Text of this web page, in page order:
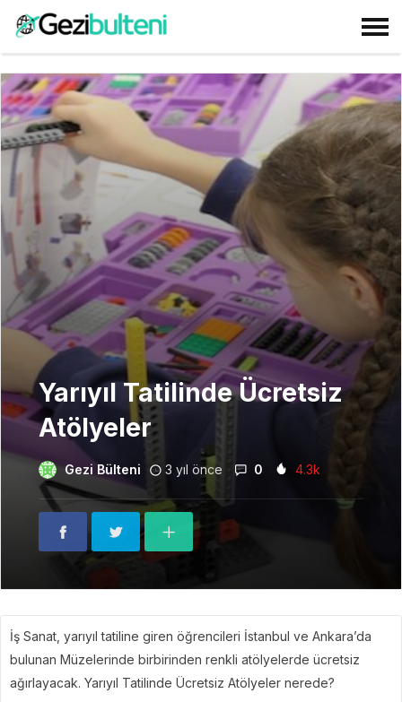
Yarıyıl Tatilinde Ücretsiz
Atölyeler
Gezi Bülteni 3 yıl önce 0 4.3k
İş Sanat, yarıyıl tatiline giren öğrencileri İstanbul ve Ankara’da
bulunan Müzelerinde birbirinden renkli atölyelerde ücretsiz
ağırlayacak. Yarıyıl Tatilinde Ücretsiz Atölyeler nerede?